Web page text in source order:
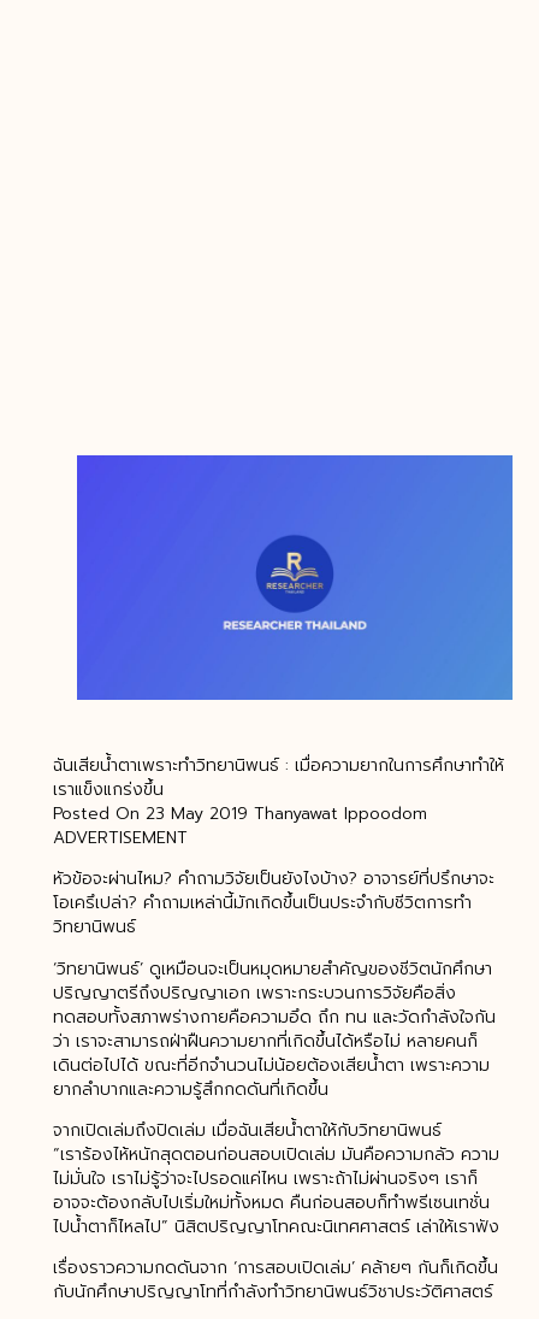
ฉันเสียน้ำตาเพราะทำวิทยานิพนธ์ : เมื่อความยากในการศึกษาทำให้
เราแข็งแกร่งขึ้น
Posted On 23 May 2019 Thanyawat Ippoodom
ADVERTISEMENT
หัวข้อจะผ่านไหม? คำถามวิจัยเป็นยังไงบ้าง? อาจารย์ที่ปรึกษาจะ
โอเครึเปล่า? คำถามเหล่านี้มักเกิดขึ้นเป็นประจำกับชีวิตการทำ
วิทยานิพนธ์
‘วิทยานิพนธ์’ ดูเหมือนจะเป็นหมุดหมายสำคัญของชีวิตนักศึกษา
ปริญญาตรีถึงปริญญาเอก เพราะกระบวนการวิจัยคือสิ่ง
ทดสอบทั้งสภาพร่างกายคือความอึด ถึก ทน และวัดกำลังใจกัน
ว่า เราจะสามารถฝ่าฝืนความยากที่เกิดขึ้นได้หรือไม่ หลายคนก็
เดินต่อไปได้ ขณะที่อีกจำนวนไม่น้อยต้องเสียน้ำตา เพราะความ
ยากลำบากและความรู้สึกกดดันที่เกิดขึ้น
จากเปิดเล่มถึงปิดเล่ม เมื่อฉันเสียน้ำตาให้กับวิทยานิพนธ์
“เราร้องไห้หนักสุดตอนก่อนสอบเปิดเล่ม มันคือความกลัว ความ
ไม่มั่นใจ เราไม่รู้ว่าจะไปรอดแค่ไหน เพราะถ้าไม่ผ่านจริงๆ เราก็
อาจจะต้องกลับไปเริ่มใหม่ทั้งหมด คืนก่อนสอบก็ทำพรีเซนเทชั่น
ไปน้ำตาก็ไหลไป” นิสิตปริญญาโทคณะนิเทศศาสตร์ เล่าให้เราฟัง
เรื่องราวความกดดันจาก ‘การสอบเปิดเล่ม’ คล้ายๆ กันก็เกิดขึ้น
กับนักศึกษาปริญญาโทที่กำลังทำวิทยานิพนธ์วิชาประวัติศาสตร์